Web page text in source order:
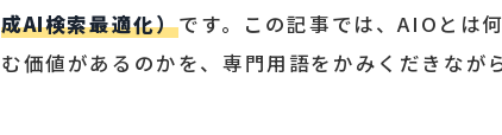
成AI検索最適化）です。この記事では、AIOとは
む価値があるのかを、専門用語をかみくだきなが